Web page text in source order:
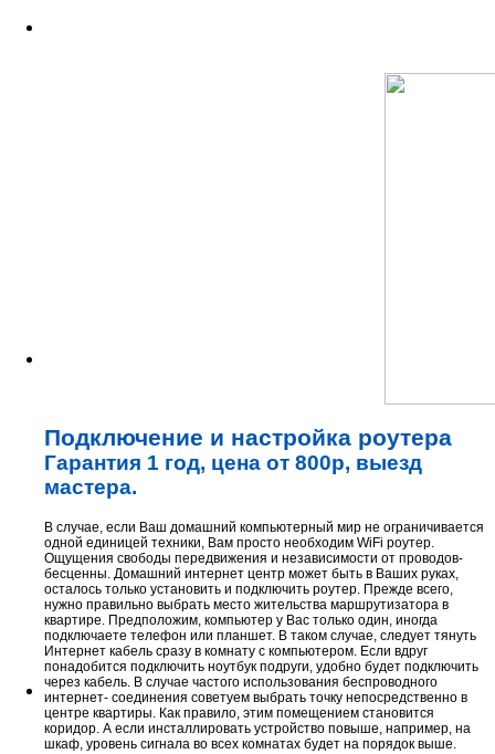
Подключение и настройка роутера
Гарантия 1 год, цена от 800р, выезд
мастера.
В случае, если Ваш домашний компьютерный мир не ограничивается
одной единицей техники, Вам просто необходим WiFi роутер.
Ощущения свободы передвижения и независимости от проводов-
бесценны. Домашний интернет центр может быть в Ваших руках,
осталось только установить и подключить роутер. Прежде всего,
нужно правильно выбрать место жительства маршрутизатора в
квартире. Предположим, компьютер у Вас только один, иногда
подключаете телефон или планшет. В таком случае, следует тянуть
Интернет кабель сразу в комнату с компьютером. Если вдруг
понадобится подключить ноутбук подруги, удобно будет подключить
через кабель. В случае частого использования беспроводного
интернет- соединения советуем выбрать точку непосредственно в
центре квартиры. Как правило, этим помещением становится
коридор. А если инсталлировать устройство повыше, например, на
шкаф, уровень сигнала во всех комнатах будет на порядок выше.